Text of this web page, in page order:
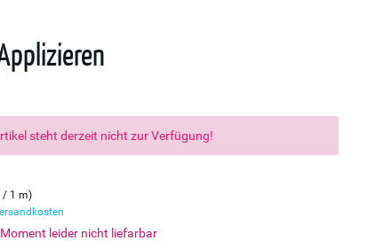
steht derzeit nicht zur Verfügung!
/ 1 m)
leider nicht liefarbar